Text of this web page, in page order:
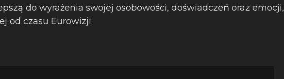
do wyrażenia swojej osobowości, doświadczeń oraz emocji,
od czasu Eurowizji.